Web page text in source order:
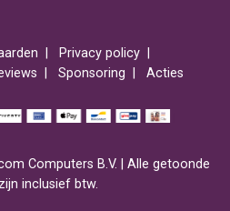
Privacy policy
Sponsoring Acties
Computers B.V. | Alle getoonde
inclusief btw.